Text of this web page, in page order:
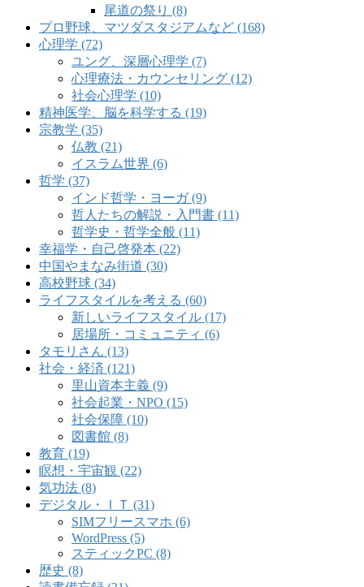
尾道の祭り (8)
プロ野球、マツダスタジアムなど (168)
心理学 (72)
ユング、深層心理学 (7)
心理療法・カウンセリング (12)
社会心理学 (10)
精神医学、脳を科学する (19)
宗教学 (35)
仏教 (21)
イスラム世界 (6)
哲学 (37)
インド哲学・ヨーガ (9)
哲人たちの解説・入門書 (11)
哲学史・哲学全般 (11)
幸福学・自己啓発本 (22)
中国やまなみ街道 (30)
高校野球 (34)
ライフスタイルを考える (60)
新しいライフスタイル (17)
居場所・コミュニティ (6)
タモリさん (13)
社会・経済 (121)
里山資本主義 (9)
社会起業・NPO (15)
社会保障 (10)
図書館 (8)
教育 (19)
瞑想・宇宙観 (22)
気功法 (8)
デジタル・ＩＴ (31)
SIMフリースマホ (6)
WordPress (5)
スティックPC (8)
歴史 (8)